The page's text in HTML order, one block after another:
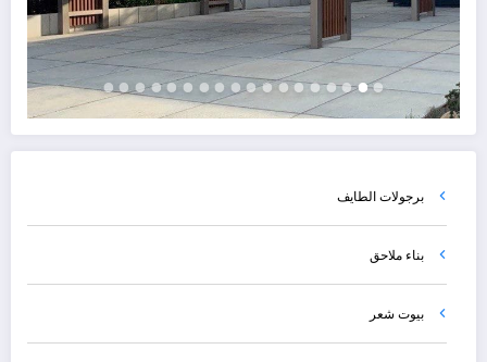
برجولات الطايف
بناء ملاحق
بيوت شعر